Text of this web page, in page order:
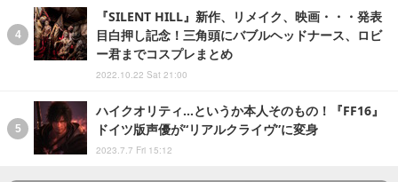
『SILENT HILL』新作、リメイク、映画・・・発表
目白押し記念！三角頭にバブルヘッドナース、ロビ
ー君までコスプレまとめ
2022.10.22 Sat 21:00
ハイクオリティ…というか本人そのもの！『FF16』
ドイツ版声優が“リアルクライヴ”に変身
2023.7.7 Fri 15:12